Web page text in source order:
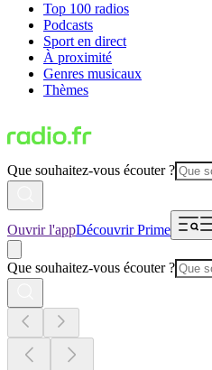
Top 100 radios
Podcasts
Sport en direct
À proximité
Genres musicaux
Thèmes
Que souhaitez-vous écouter ?
Ouvrir l'appDécouvrir Prime
Que souhaitez-vous écouter ?